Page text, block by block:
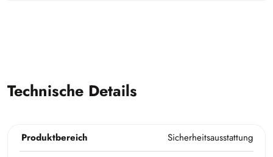
Technische Details
Produktbereich
Sicherheitsausstattung